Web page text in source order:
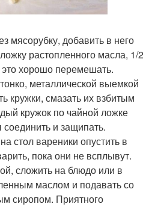
мясорубку, добавить в него
растопленного масла, 1/2
хорошо перемешать.
металлической выемкой
кружки, смазать их взбитым
кружок по чайной ложке
и защипать.
стол вареники опустить в
пока они не всплывут.
сложить на блюдо или в
маслом и подавать со
сиропом. Приятного